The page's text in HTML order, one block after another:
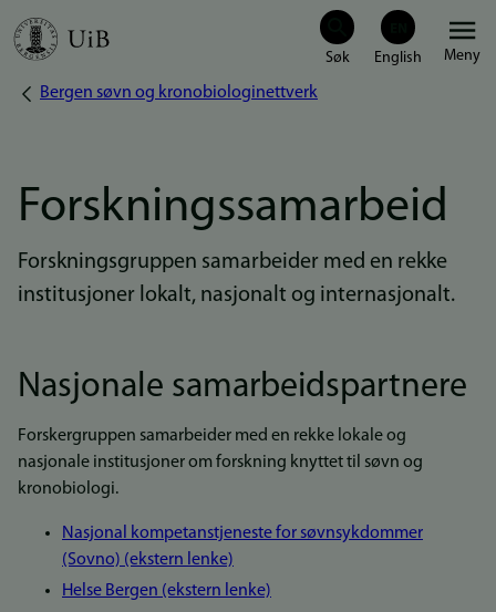
Hopp
hovedinnhold
Meny
Navigasjonssti
Bergen søvn og kronobiologinettverk
Forskningssamarbeid
Forskningsgruppen samarbeider med en rekke
institusjoner lokalt, nasjonalt og internasjonalt.
Nasjonale samarbeidspartnere
Forskergruppen samarbeider med en rekke lokale og
nasjonale institusjoner om forskning knyttet til søvn og
kronobiologi.
Nasjonal kompetanstjeneste for søvnsykdommer
(Sovno) (ekstern lenke)
Helse Bergen (ekstern lenke)